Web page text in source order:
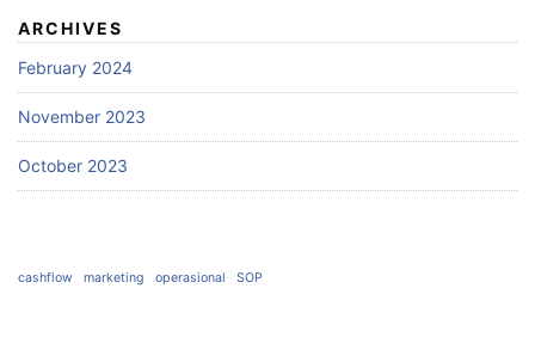
ARCHIVES
February 2024
November 2023
October 2023
cashflow marketing operasional SOP